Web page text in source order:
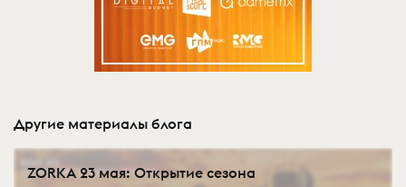
Другие материалы блога
ZORKA 23 мая: Открытие сезона